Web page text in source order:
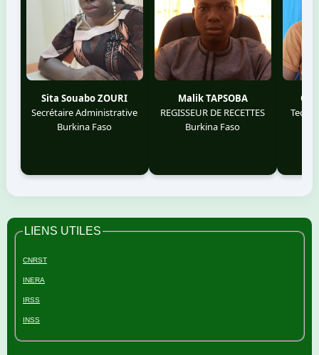
Sita Souabo ZOURI
Secrétaire Administrative
Burkina Faso
Malik TAPSOBA
REGISSEUR DE RECETTES
Burkina Faso
LIENS UTILES
CNRST
INERA
IRSS
INSS